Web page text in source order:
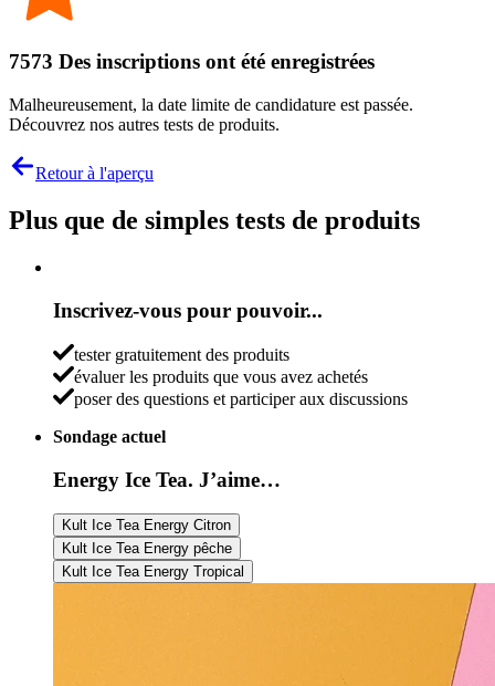
7573 Des inscriptions ont été enregistrées
Malheureusement, la date limite de candidature est passée.
Découvrez nos autres tests de produits.
Retour à l'aperçu
Plus que de simples tests de produits
Inscrivez-vous pour pouvoir...
tester gratuitement des produits
évaluer les produits que vous avez achetés
poser des questions et participer aux discussions
Sondage actuel
Energy Ice Tea. J’aime…
Kult Ice Tea Energy Citron
Kult Ice Tea Energy pêche
Kult Ice Tea Energy Tropical